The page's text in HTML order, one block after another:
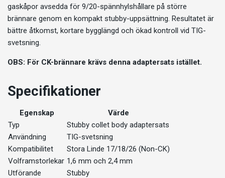
gaskåpor avsedda för 9/20-spännhylshållare på större
brännare genom en kompakt stubby-uppsättning. Resultatet är
bättre åtkomst, kortare bygglängd och ökad kontroll vid TIG-
svetsning.
OBS: För CK-brännare krävs denna adaptersats istället.
Specifikationer
Egenskap
Värde
Typ
Stubby collet body adaptersats
Användning
TIG-svetsning
Kompatibilitet
Stora Linde 17/18/26 (Non-CK)
Volframstorlekar 1,6 mm och 2,4 mm
Utförande
Stubby